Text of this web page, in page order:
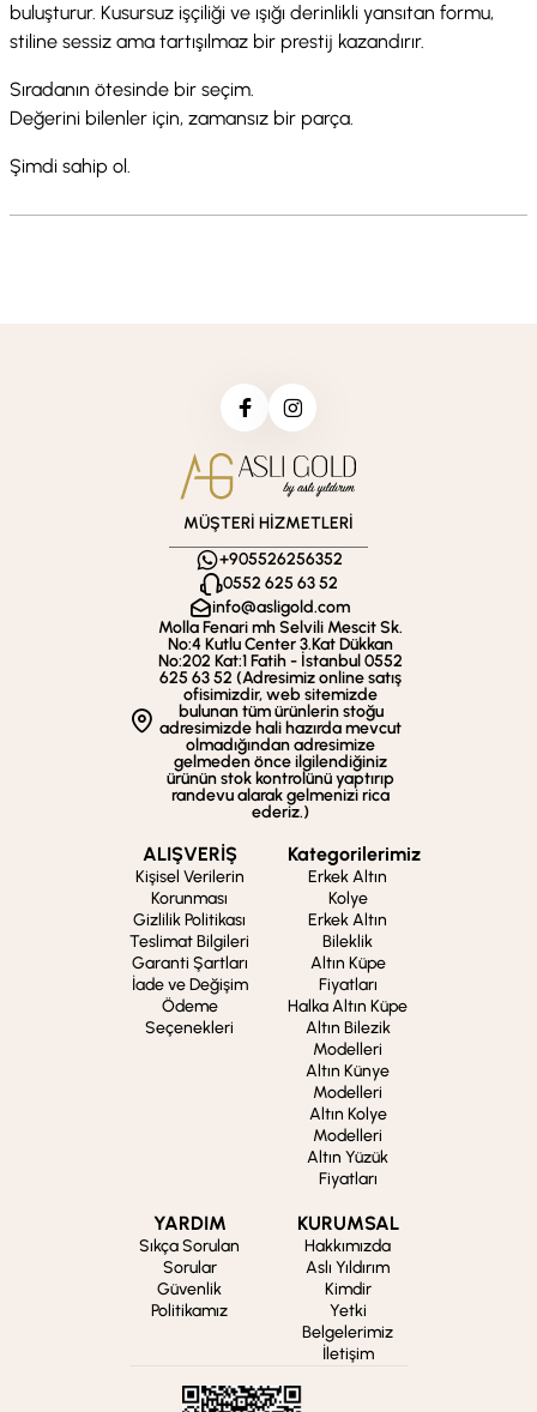
buluşturur. Kusursuz işçiliği ve ışığı derinlikli yansıtan formu,
stiline sessiz ama tartışılmaz bir prestij kazandırır.
Sıradanın ötesinde bir seçim.
Değerini bilenler için, zamansız bir parça.
Şimdi sahip ol.
MÜŞTERİ HİZMETLERİ
+905526256352
0552 625 63 52
info@asligold.com
Molla Fenari mh Selvili Mescit Sk.
No:4 Kutlu Center 3.Kat Dükkan
No:202 Kat:1 Fatih - İstanbul 0552
625 63 52 (Adresimiz online satış
ofisimizdir, web sitemizde
bulunan tüm ürünlerin stoğu
adresimizde hali hazırda mevcut
olmadığından adresimize
gelmeden önce ilgilendiğiniz
ürünün stok kontrolünü yaptırıp
randevu alarak gelmenizi rica
ederiz.)
ALIŞVERİŞ
Kişisel Verilerin
Korunması
Gizlilik Politikası
Teslimat Bilgileri
Garanti Şartları
İade ve Değişim
Ödeme
Seçenekleri
Kategorilerimiz
Erkek Altın
Kolye
Erkek Altın
Bileklik
Altın Küpe
Fiyatları
Halka Altın Küpe
Altın Bilezik
Modelleri
Altın Künye
Modelleri
Altın Kolye
Modelleri
Altın Yüzük
Fiyatları
YARDIM
Sıkça Sorulan
Sorular
Güvenlik
Politikamız
KURUMSAL
Hakkımızda
Aslı Yıldırım
Kimdir
Yetki
Belgelerimiz
İletişim